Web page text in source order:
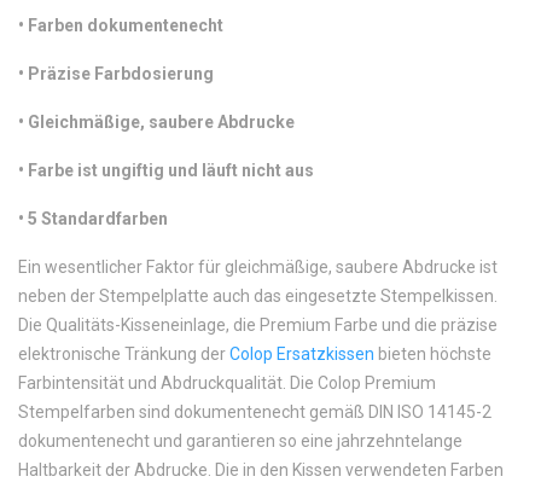
• Farben dokumentenecht
• Präzise Farbdosierung
• Gleichmäßige, saubere Abdrucke
• Farbe ist ungiftig und läuft nicht aus
• 5 Standardfarben
Ein wesentlicher Faktor für gleichmäßige, saubere Abdrucke ist
neben der Stempelplatte auch das eingesetzte Stempelkissen.
Die Qualitäts-Kisseneinlage, die Premium Farbe und die präzise
elektronische Tränkung derColop Ersatzkissen bieten höchste
Farbintensität und Abdruckqualität. Die Colop Premium
Stempelfarben sind dokumentenecht gemäß DIN ISO 14145-2
dokumentenecht und garantieren so eine jahrzehntelange
Haltbarkeit der Abdrucke. Die in den Kissen verwendeten Farben